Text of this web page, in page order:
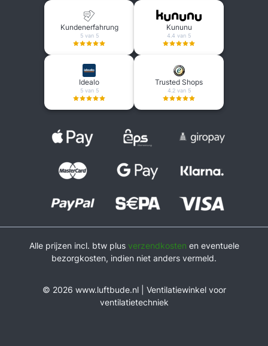
Kundenerfahrung
5 van 5
Kununu
4.4 van 5
Idealo
5 van 5
Trusted Shops
4.2 van 5
Alle prijzen incl. btw plus verzendkosten en eventuele
bezorgkosten, indien niet anders vermeld.
© 2026 www.luftbude.nl | Ventilatiewinkel voor
ventilatietechniek